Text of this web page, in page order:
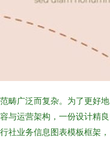
畴广泛而复杂。为了更好
与运营架构，一份设计精
社业务信息图表模板框架